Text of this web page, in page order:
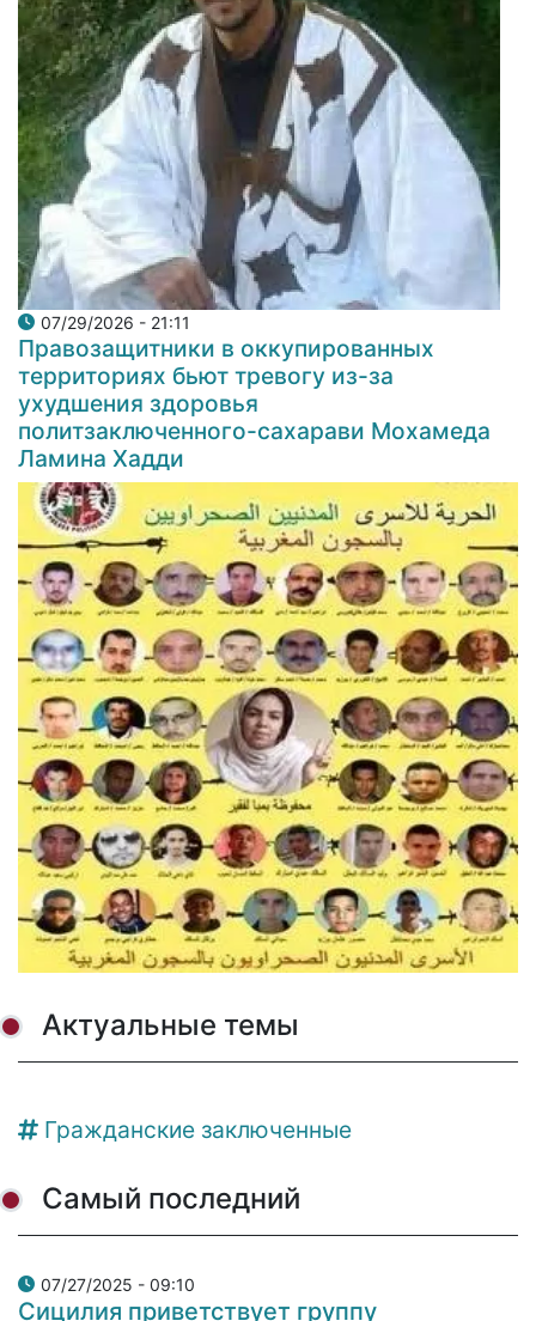
07/29/2026 - 21:11
Правозащитники в оккупированных
территориях бьют тревогу из-за
ухудшения здоровья
политзаключенного-сахарави Мохамеда
Ламина Хадди
Актуальные темы
Гражданские заключенные
Самый последний
07/27/2025 - 09:10
Сицилия приветствует группу